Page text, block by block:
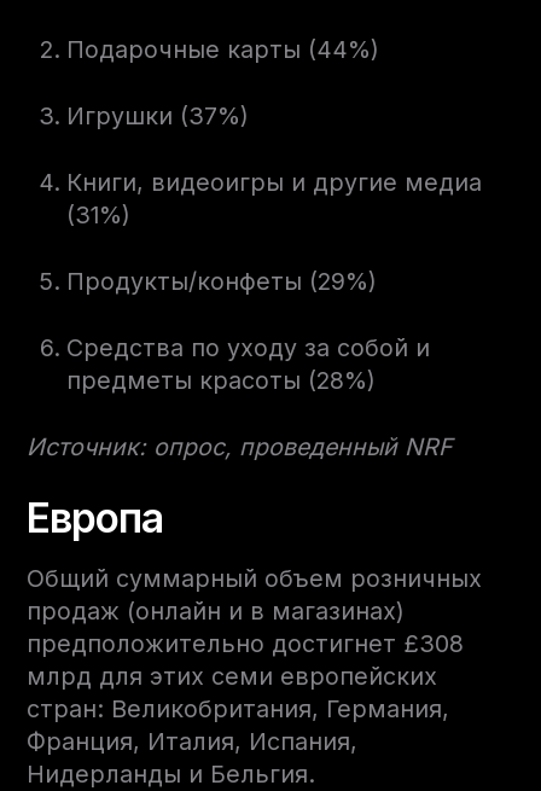
Подарочные карты (44%)
Игрушки (37%)
Книги, видеоигры и другие медиа
(31%)
Продукты/конфеты (29%)
Средства по уходу за собой и
предметы красоты (28%)
Источник: опрос, проведенный NRF
Европа
Общий суммарный объем розничных
продаж (онлайн и в магазинах)
предположительно достигнет £308
млрд для этих семи европейских
стран: Великобритания, Германия,
Франция, Италия, Испания,
Нидерланды и Бельгия.